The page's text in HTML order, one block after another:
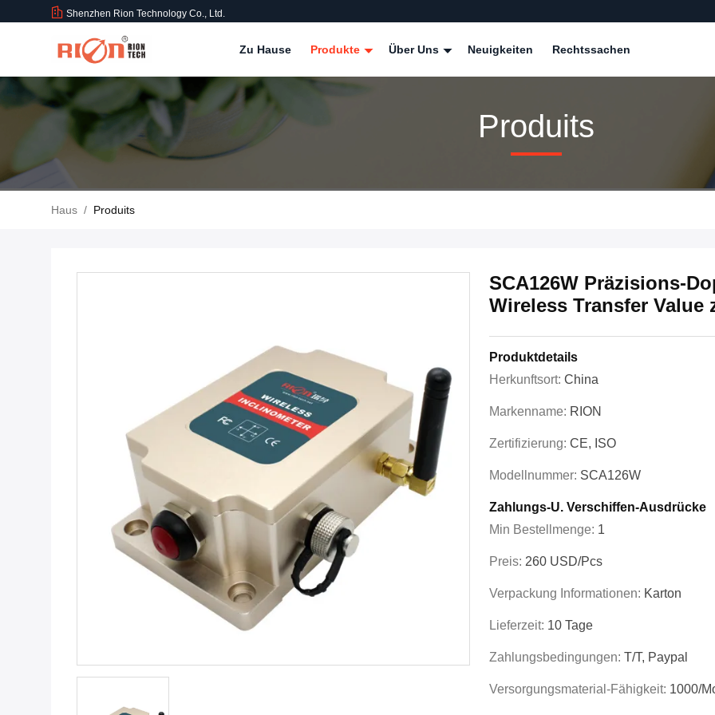
Shenzhen Rion Technology Co., Ltd.
Zu Hause Produkte Über Uns Neuigkeiten Rechtssachen
Produits
Haus / Produits
SCA126W Präzisions-
Wireless Transfer Value
Produktdetails
Herkunftsort: China
Markenname: RION
Zertifizierung: CE, ISO
Modellnummer: SCA126W
Zahlungs-U. Verschiffen-Ausdrücke
Min Bestellmenge: 1
Preis: 260 USD/pcs
Verpackung Informationen: Karton
Lieferzeit: 10 Tage
Zahlungsbedingungen: T/T, Paypal
Versorgungsmaterial-Fähigkeit: 1000/